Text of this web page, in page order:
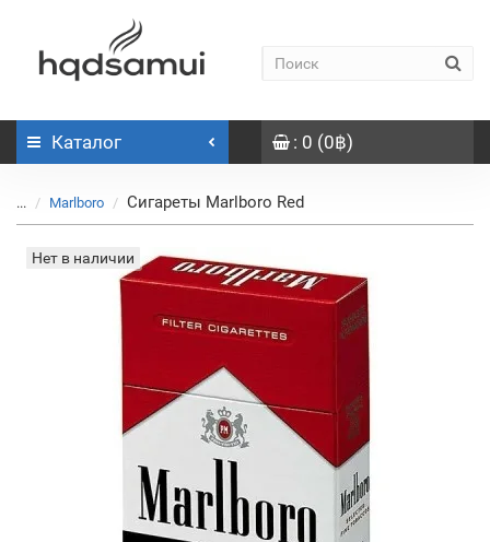
Каталог : 0 (0฿)
... Marlboro Сигареты Marlboro Red
Нет в наличии